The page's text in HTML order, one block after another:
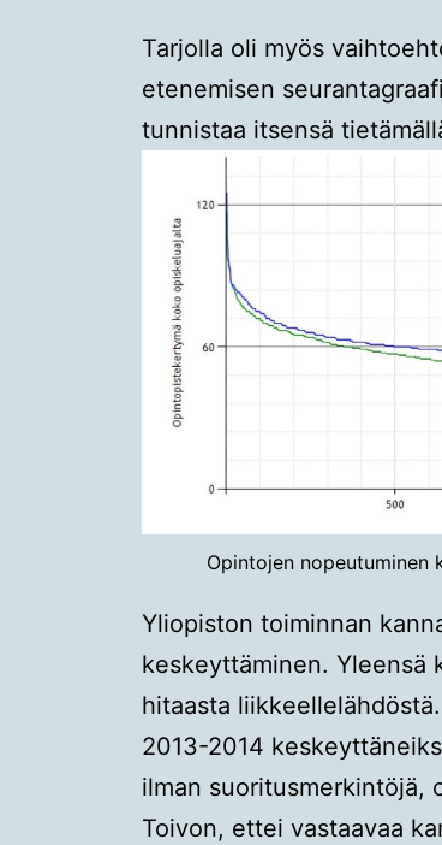
Tarjolla oli myös
etenemisen
tunnistaa itsensä
Opintojen nopeutuminen
Yliopiston toiminnan
keskeyttäminen. Yleensä
hitaasta
2013-2014
ilman suoritusmerkintöjä,
Toivon, ettei vastaavaa